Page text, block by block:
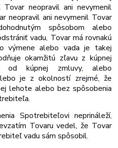
neopravil ani nevymenil
neopravil aninevymenil Tovar
spôsobom alebo
vadu, Tovar má rovnakú
výmene alebo vada je takej
okamžitú zľavu z kúpnej
od kúpnej zmluvy, alebo
je z okolností zrejmé, že
lehote alebo bez spôsobenia
Spotrebiteľovi neprináleží,
Tovaru vedel, že Tovar
vadu sámspôsobil.